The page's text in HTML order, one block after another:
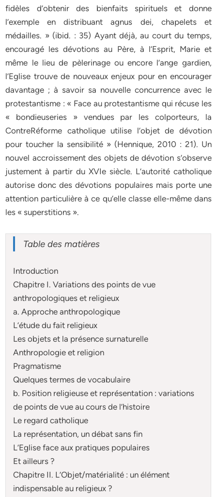
fidèles d’obtenir des bienfaits spirituels et donne
l’exemple en distribuant agnus dei, chapelets et
médailles. » (ibid. : 35) Ayant déjà, au court du temps,
encouragé les dévotions au Père, à l’Esprit, Marie et
même le lieu de pèlerinage ou encore l’ange gardien,
l’Eglise trouve de nouveaux enjeux pour en encourager
davantage ; à savoir sa nouvelle concurrence avec le
protestantisme : « Face au protestantisme qui récuse les
« bondieuseries » vendues par les colporteurs, la
ContreRéforme catholique utilise l’objet de dévotion
pour toucher la sensibilité » (Hennique, 2010 : 21). Un
nouvel accroissement des objets de dévotion s’observe
justement à partir du XVIe siècle. L’autorité catholique
autorise donc des dévotions populaires mais porte une
attention particulière à ce qu’elle classe elle-même dans
les « superstitions ».
Table des matières
Introduction
Chapitre I. Variations des points de vue
anthropologiques et religieux
a. Approche anthropologique
L’étude du fait religieux
Les objets et la présence surnaturelle
Anthropologie et religion
Pragmatisme
Quelques termes de vocabulaire
b. Position religieuse et représentation : variations
de points de vue au cours de l’histoire
Le regard catholique
La représentation, un débat sans fin
L’Eglise face aux pratiques populaires
Et ailleurs ?
Chapitre II. L’Objet/matérialité : un élément
indispensable au religieux ?